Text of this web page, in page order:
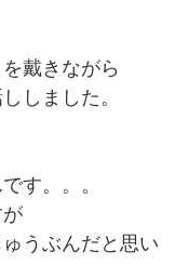
戴きながら
しました。
す。。。
うぶんだと思い